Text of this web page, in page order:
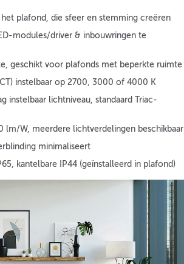
plafond, die sfeer en stemming creëren
modules/driver & inbouwringen te
geschikt voor plafonds met beperkte ruimte
instelbaar op 2700, 3000 of 4000 K
instelbaar lichtniveau, standaard Triac-
lm/W, meerdere lichtverdelingen beschikbaar
minimaliseert
kantelbare IP44 (geïnstalleerd in plafond)